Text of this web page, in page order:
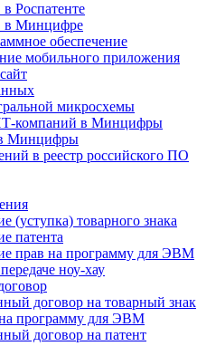
Роспатенте
в Минцифре
обеспечение
мобильного приложения
микросхемы
компаний в Минцифры
Минцифры
в реестр российского ПО
(уступка) товарного знака
патента
прав на программу для ЭВМ
ноу-хау
договор на товарный знак
программу для ЭВМ
договор на патент